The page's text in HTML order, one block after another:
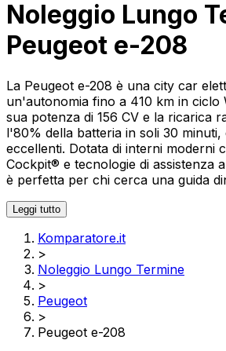
Noleggio Lungo
Peugeot e-208
La Peugeot e-208 è una city car
un'autonomia fino a 410 km in ciclo
sua potenza di 156 CV e la ricarica
l'80% della batteria in soli 30
eccellenti. Dotata di interni moderni
Cockpit® e tecnologie di assistenza
è perfetta per chi cerca una guida
Leggi tutto
Komparatore.it
>
Noleggio Lungo Termine
>
Peugeot
>
Peugeot e-208